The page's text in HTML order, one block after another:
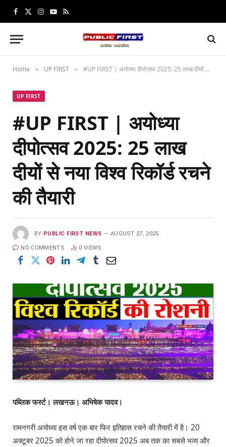
Facebook
X
Instagram
YouTube
RSS
Home » UP FIRST » #UP FIRST | अयोध्या दीपोत्सव 2025: 25 लाख दीयों से नया विश्व रिकॉर्ड रचने की तैयारी
UP FIRST
#UP FIRST | अयोध्या
दीपोत्सव 2025: 25 लाख
दीयों से नया विश्व रिकॉर्ड रचने
की तैयारी
BY PUBLIC FIRST NEWS AUGUST 27, 2025
NO COMMENTS 0 VIEWS
पब्लिक फर्स्ट। लखनऊ। अभिषेक यादव।
रामनगरी अयोध्या इस वर्ष एक बार फिर इतिहास रचने की तैयारी में है। 20
अक्टूबर 2025 को होने जा रहा दीपोत्सव 2025 अब तक का सबसे भव्य और